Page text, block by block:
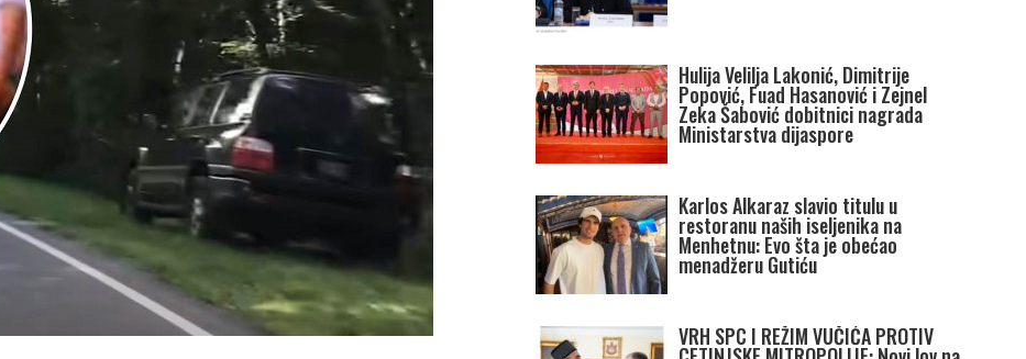
Hulija Velilja Lakonić, Dimitrije
Popović, Fuad Hasanović i Zejnel
Zeka Šabović dobitnici nagrada
Ministarstva dijaspore
Karlos Alkaraz slavio titulu u
restoranu naših iseljenika na
Menhetnu: Evo šta je obećao
menadžeru Gutiću
VRH SPC I REŽIM VUČIĆA PROTIV